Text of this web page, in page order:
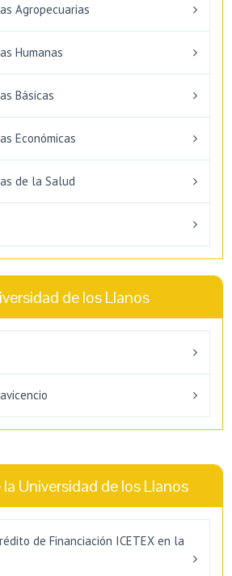
Agropecuarias
Humanas
Básicas
Económicas
de la Salud
de los Llanos
Universidad de los Llanos
de Financiación ICETEX en la